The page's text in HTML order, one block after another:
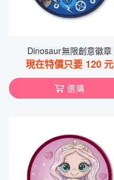
Dinosaur無限創意徽章
現在特價只要 120 元
選購